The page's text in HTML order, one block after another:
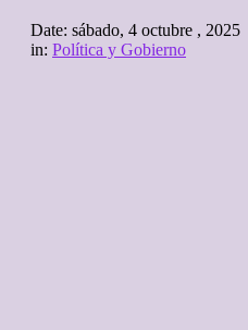
Date: sábado, 4 octubre , 2025
in: Política y Gobierno